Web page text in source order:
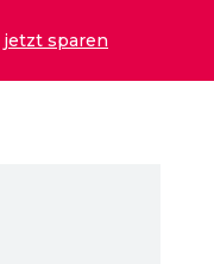
jetzt sparen